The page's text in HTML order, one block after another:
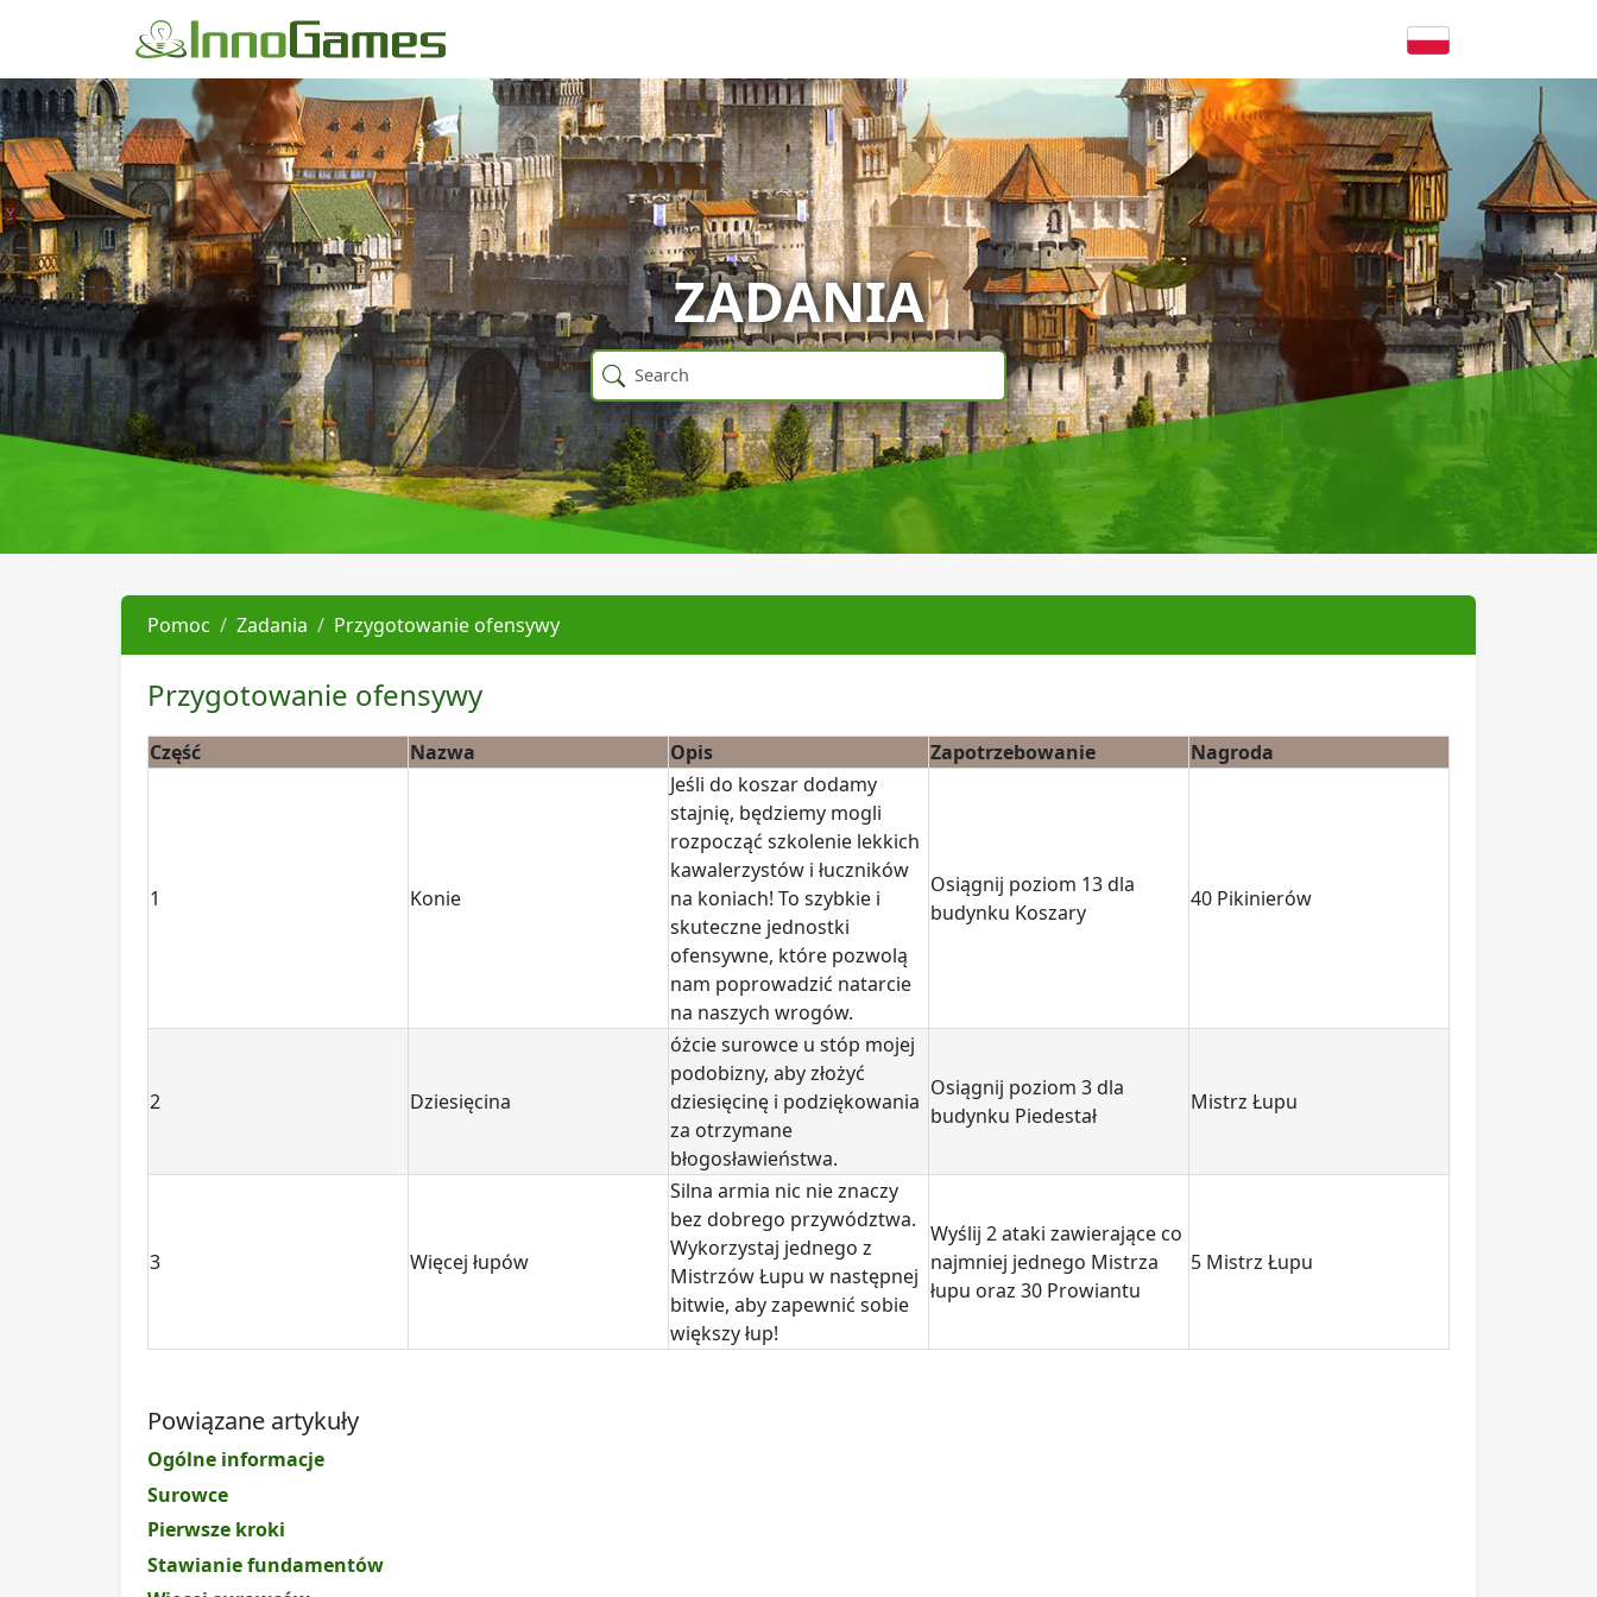
ZADANIA
Pomoc Zadania Przygotowanie ofensywy
Przygotowanie ofensywy
Część Nazwa Opis Zapotrzebowanie Nagroda
1 Konie
Jeśli do koszar dodamy
stajnię, będziemy mogli
rozpocząć szkolenie lekkich
kawalerzystów i łuczników
na koniach! To szybkie i
skuteczne jednostki
ofensywne, które pozwolą
nam poprowadzić natarcie
na naszych wrogów.
Osiągnij poziom 13 dla
budynku Koszary
40 Pikinierów
2 Dziesięcina
óżcie surowce u stóp mojej
podobizny, aby złożyć
dziesięcinę i podziękowania
za otrzymane
błogosławieństwa.
Osiągnij poziom 3 dla
budynku Piedestał
Mistrz ‎‎‎‎Łupu
3 Więcej łupów
Silna armia nic nie znaczy
bez dobrego przywództwa.
Wykorzystaj jednego z
Mistrzów Łupu w następnej
bitwie, aby zapewnić sobie
większy łup!
Wyślij 2 ataki zawierające co
najmniej jednego Mistrza
łupu oraz 30 Prowiantu
5 Mistrz ‎‎‎‎Łupu
Powiązane artykuły
Ogólne informacje
Surowce
Pierwsze kroki
Stawianie fundamentów